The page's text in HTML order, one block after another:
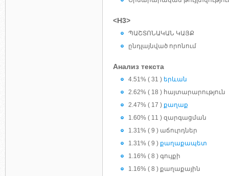
<H3>
ՊԱՇՏՈՆԱԿԱՆ ԿԱՅՔ
ընդլայնված որոնում
Анализ текста
4.51% ( 31 ) երևան
2.62% ( 18 ) հայտարարություն
2.47% ( 17 ) քաղաք
1.60% ( 11 ) զարգացման
1.31% ( 9 ) աճուրդներ
1.31% ( 9 ) քաղաքապետ
1.16% ( 8 ) գույքի
1.16% ( 8 ) քաղաքային